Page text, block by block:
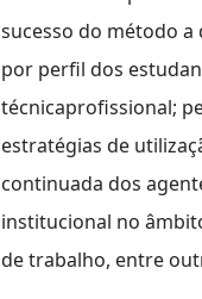
sucesso do método
por perfil dos
técnicaprofissional;
estratégias de
continuada dos
institucional no
de trabalho, entre